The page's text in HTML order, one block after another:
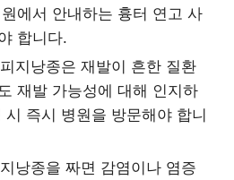
에서 안내하는 흉터 연고 사
합니다.
피지낭종은 재발이 흔한 질환
재발 가능성에 대해 인지하
즉시 병원을 방문해야 합니
낭종을 짜면 감염이나 염증